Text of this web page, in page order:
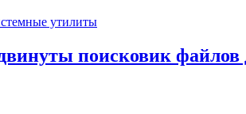
утилиты
поисковик